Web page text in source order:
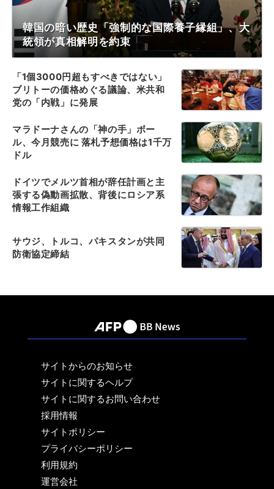
韓国の暗い歴史「強制的な国際養子縁組」、大
統領が真相解明を約束
「1個3000円超もすべきではない」
ブリトーの価格めぐる議論、米共和
党の「内戦」に発展
マラドーナさんの「神の手」ボー
ル、今月競売に 落札予想価格は1千万
ドル
ドイツでメルツ首相が辞任計画と主
張する偽動画拡散、背後にロシア系
情報工作組織
サウジ、トルコ、パキスタンが共同
防衛協定締結
サイトからのお知らせ
サイトに関するヘルプ
サイトに関するお問い合わせ
採用情報
サイトポリシー
プライバシーポリシー
利用規約
運営会社